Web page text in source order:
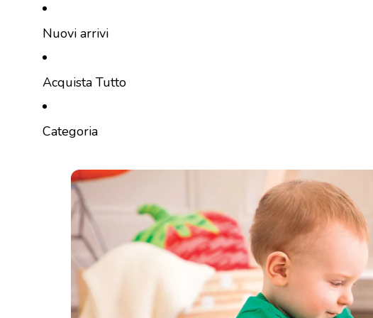
Nuovi arrivi
Acquista Tutto
Categoria